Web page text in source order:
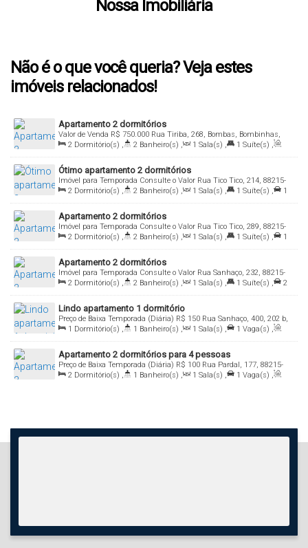
Nossa Imobiliária
Não é o que você queria? Veja estes
imóveis relacionados!
Apartamento 2 dormitórios
R$ 750.000
Valor de Venda
Rua Tiriba, 268, Bombas, Bombinhas,
Santa Catarina, Brasil
2 Dormitório(s) , 2 Banheiro(s) , 1 Sala(s) , 1 Suíte(s) ,
Útil: 65.00m²
Ótimo apartamento 2 dormitórios
Consulte o Valor
Imóvel para Temporada
Rua Tico Tico, 214, 88215-
000, Bombas, Bombinhas, Santa Catarina, Brasil
2 Dormitório(s) , 2 Banheiro(s) , 1 Sala(s) , 1 Suíte(s) ,
1
Vaga(s) , Útil: 72.00m²
Apartamento 2 dormitórios
Consulte o Valor
Imóvel para Temporada
Rua Tico Tico, 289, 88215-
000, Bombas, Bombinhas, Santa Catarina, Brasil
2 Dormitório(s) , 2 Banheiro(s) , 1 Sala(s) , 1 Suíte(s) ,
1
Vaga(s) , Útil: 72.00m²
Apartamento 2 dormitórios
Consulte o Valor
Imóvel para Temporada
Rua Sanhaço, 232, 88215-
000, Bombas, Bombinhas, Santa Catarina, Brasil
2 Dormitório(s) , 2 Banheiro(s) , 1 Sala(s) , 1 Suíte(s) ,
2
Vaga(s) , Útil: 78.00m²
Lindo apartamento 1 dormitório
R$ 150
Preço de Baixa Temporada (Diária)
Rua Sanhaço, 400, 202 b,
88215-000, Bombas, Bombinhas, Santa Catarina, Brasil
1 Dormitório(s) , 1 Banheiro(s) , 1 Sala(s) , 1 Vaga(s) ,
Útil: 45.00m²
Apartamento 2 dormitórios para 4 pessoas
R$ 100
Preço de Baixa Temporada (Diária)
Rua Pardal, 177, 88215-
000, Bombas, Bombinhas, Santa Catarina, Brasil
2 Dormitório(s) , 1 Banheiro(s) , 1 Sala(s) , 1 Vaga(s) ,